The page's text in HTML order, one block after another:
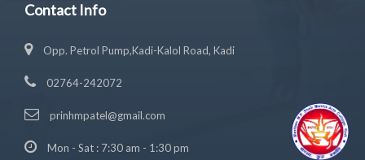
Contact Info
Opp. Petrol Pump,Kadi-Kalol Road, Kadi
02764-242072
prinhmpatel@gmail.com
Mon - Sat : 7:30 am - 1:30 pm